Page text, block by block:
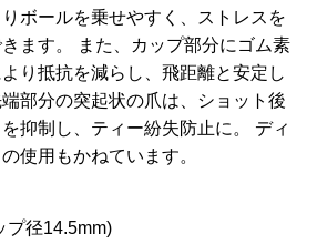
ボールを乗せやすく、ストレスを
ます。 また、カップ部分にゴム素
り抵抗を減らし、飛距離と安定し
部分の突起状の爪は、ショット後
抑制し、ティー紛失防止に。 ディ
使用もかねています。
プ径14.5mm)